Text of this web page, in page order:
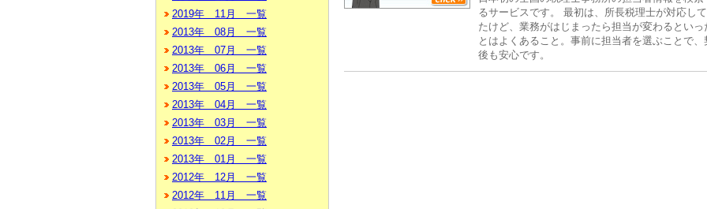
2019年 11月 一覧
2013年 08月 一覧
2013年 07月 一覧
2013年 06月 一覧
2013年 05月 一覧
2013年 04月 一覧
2013年 03月 一覧
2013年 02月 一覧
2013年 01月 一覧
2012年 12月 一覧
2012年 11月 一覧
るサービスです。 最初は、所長税理士が対応し
たけど、業務がはじまったら担当が変わるといっ
とはよくあること。事前に担当者を選ぶことで、
後も安心です。